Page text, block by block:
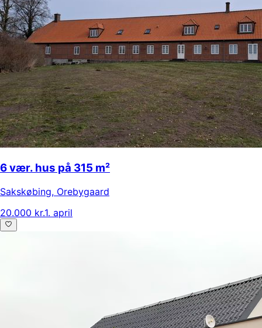
6 vær. hus på 315 m²
Sakskøbing, Orebygaard
20.000 kr.1. april